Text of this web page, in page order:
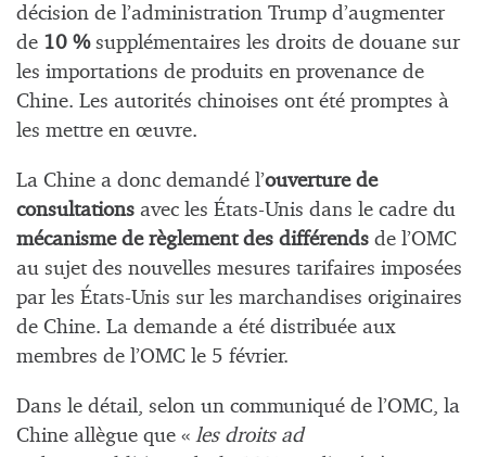
décision de l’administration Trump d’augmenter
de 10 %supplémentaires les droits de douane sur
les importations de produits en provenance de
Chine. Les autorités chinoises ont été promptes à
les mettre en œuvre.
La Chine a donc demandé l’ouverture de
consultations avec les États-Unis dans le cadre du
mécanisme de règlement des différends de l’OMC
au sujet des nouvelles mesures tarifaires imposées
par les États-Unis sur les marchandises originaires
de Chine. La demande a été distribuée aux
membres de l’OMC le 5 février.
Dans le détail, selon un communiqué de l’OMC, la
Chine allègue que « les droits ad